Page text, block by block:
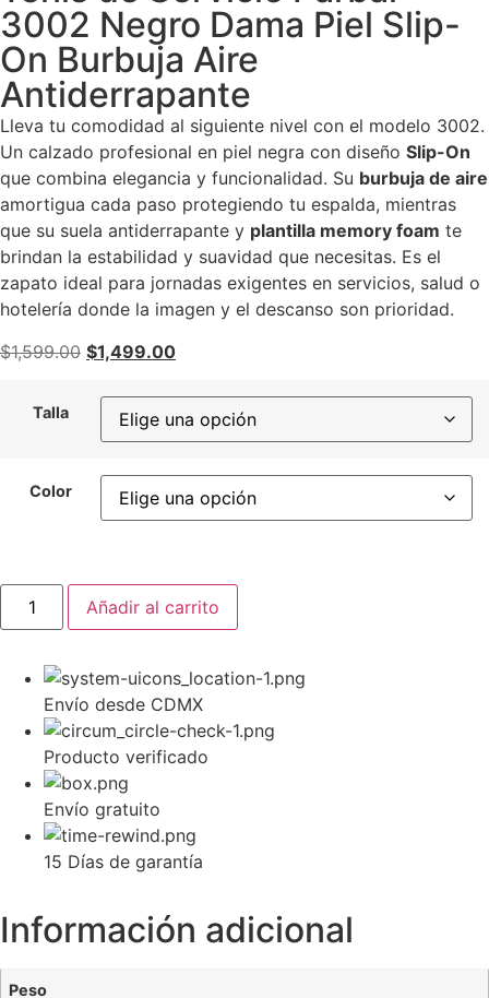
3002 Negro Dama Piel Slip-
On Burbuja Aire
Antiderrapante
Lleva tu comodidad al siguiente nivel con el modelo 3002.
Un calzado profesional en piel negra con diseño Slip-On
que combina elegancia y funcionalidad. Su burbuja de aire
amortigua cada paso protegiendo tu espalda, mientras
que su suela antiderrapante y plantilla memory foam te
brindan la estabilidad y suavidad que necesitas. Es el
zapato ideal para jornadas exigentes en servicios, salud o
hotelería donde la imagen y el descanso son prioridad.
$1,599.00 $1,499.00
Talla
Color
Añadir al carrito
Envío desde CDMX
Producto verificado
Envío gratuito
15 Días de garantía
Información adicional
Peso